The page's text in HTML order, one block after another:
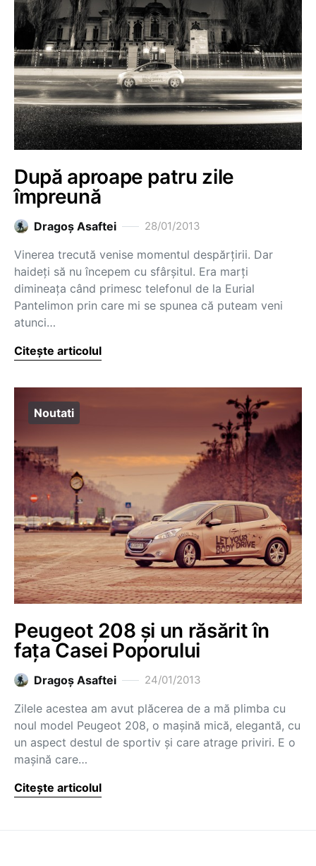
După aproape patru zile
împreună
Dragoş Asaftei 28/01/2013
Vinerea trecută venise momentul despărțirii. Dar
haideți să nu începem cu sfârșitul. Era marți
dimineața când primesc telefonul de la Eurial
Pantelimon prin care mi se spunea că puteam veni
atunci…
Citește articolul
Noutati
Peugeot 208 și un răsărit în
fața Casei Poporului
Dragoş Asaftei 24/01/2013
Zilele acestea am avut plăcerea de a mă plimba cu
noul model Peugeot 208, o mașină mică, elegantă, cu
un aspect destul de sportiv și care atrage priviri. E o
mașină care…
Citește articolul